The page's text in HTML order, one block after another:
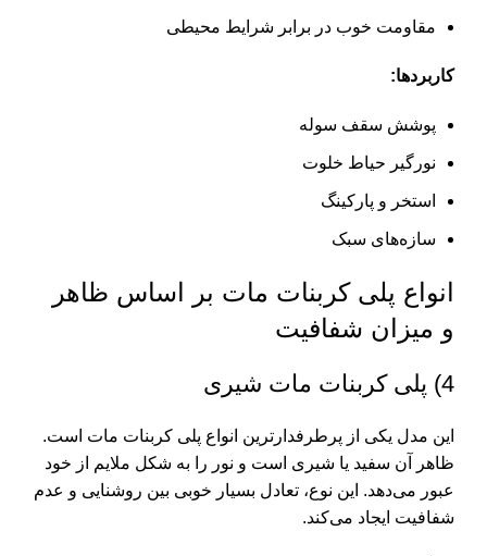
مقاومت خوب در برابر شرایط محیطی
کاربردها:
پوشش سقف سوله
نورگیر حیاط خلوت
استخر و پارکینگ
سازه‌های سبک
انواع پلی کربنات مات بر اساس ظاهر
و میزان شفافیت
4) پلی کربنات مات شیری
این مدل یکی از پرطرفدارترین انواع پلی کربنات مات است.
ظاهر آن سفید یا شیری است و نور را به شکل ملایم از خود
عبور می‌دهد. این نوع، تعادل بسیار خوبی بین روشنایی و عدم
شفافیت ایجاد می‌کند.